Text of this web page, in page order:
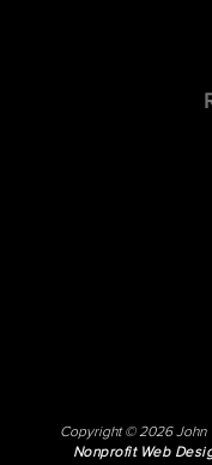
Copyright © 2026 John
Nonprofit Web